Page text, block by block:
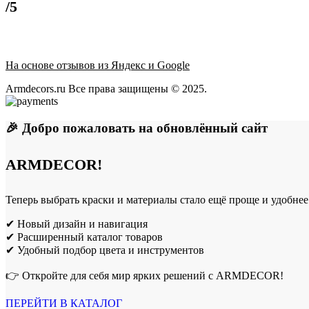
/5
На основе отзывов из Яндекс и Google
Armdecors.ru Все права защищены © 2025. ​
🎉 Добро пожаловать на обновлённый сайт
ARMDECOR!
Теперь выбрать краски и материалы стало ещё проще и
✔ Новый дизайн и навигация
✔ Расширенный каталог товаров
✔ Удобный подбор цвета и инструментов
👉 Откройте для себя мир ярких решений с ARMDECOR!
ПЕРЕЙТИ В КАТАЛОГ